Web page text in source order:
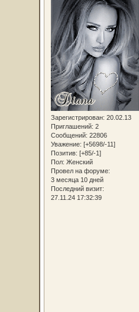
Зарегистрирован: 20.02.13
Приглашений: 2
Сообщений: 22806
Уважение: [+5698/-11]
Позитив: [+85/-1]
Пол: Женский
Провел на форуме:
3 месяца 10 дней
Последний визит:
27.11.24 17:32:39